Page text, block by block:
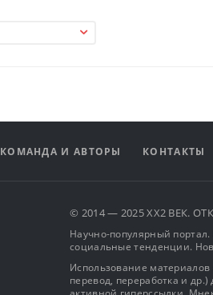
КОМАНДА И АВТОРЫ КОНТАКТЫ
© 2014 — 2025 XX2 ВЕК.
Научно-популярный
социальные тенденции.
Использование материалов
перевод, переработка и